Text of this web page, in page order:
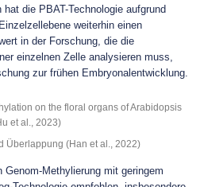
die PBAT-Technologie aufgrund
weiterhin einen
in der Forschung, die die
einzelnen Zelle analysieren muss,
zur frühen Embryonalentwicklung.
Überlappung (Han et al., 2022)
Genom-Methylierung mit geringem